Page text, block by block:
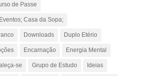
de Passe
Casa da Sopa;
Downloads Duplo Etério
Encarnação Energia Mental
se Grupo de Estudo Ideias